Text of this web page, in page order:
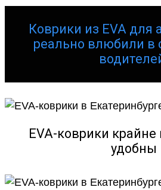
Коврики из EVA для
реально влюбили в
EVA-коврики
удобны